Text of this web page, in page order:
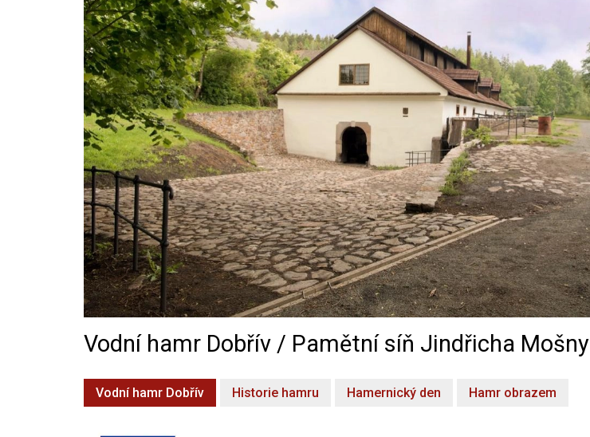
Vodní hamr Dobřív / Pamětní síň Jindřicha Mošny
Vodní hamr Dobřív Historie hamru Hamernický den Hamr obrazem